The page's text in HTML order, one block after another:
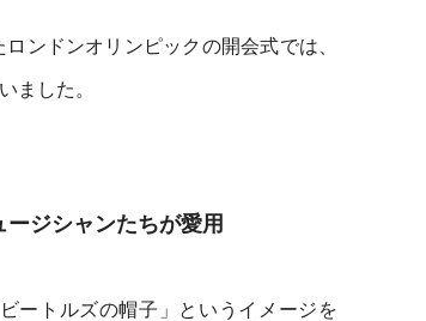
ンドンオリンピックの開会式では、
ました。
ジシャンたちが愛用
ートルズの帽子」というイメージを